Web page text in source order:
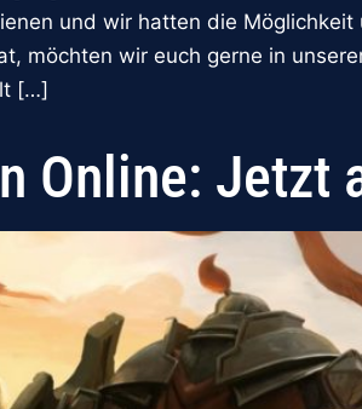
und wir hatten die
möchten wir euch gerne in
[…]
Online: Jetzt